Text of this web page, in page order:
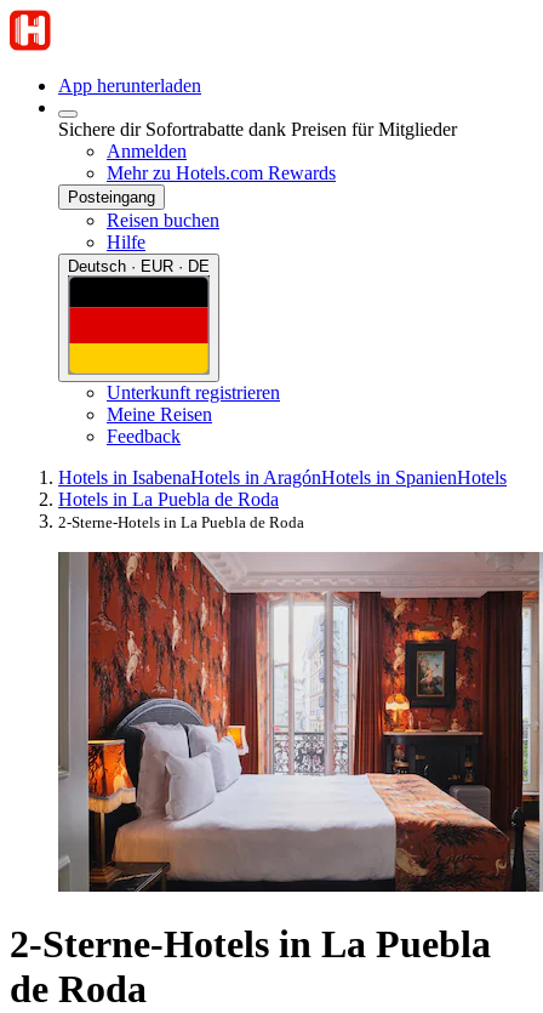
App herunterladen
Sichere dir Sofortrabatte dank Preisen für Mitglieder
Anmelden
Mehr zu Hotels.com Rewards
Posteingang
Reisen buchen
Hilfe
Deutsch · EUR · DE
Unterkunft registrieren
Meine Reisen
Feedback
Hotels in IsabenaHotels in AragónHotels in SpanienHotels
Hotels in La Puebla de Roda
2-Sterne-Hotels in La Puebla de Roda
2-Sterne-Hotels in La Puebla
de Roda